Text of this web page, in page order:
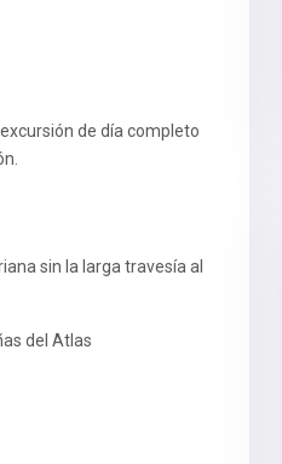
de día completo
sin la larga travesía al
del Atlas